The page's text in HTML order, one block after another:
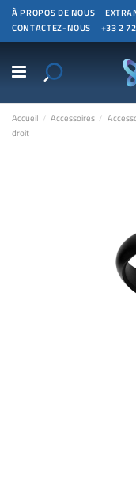
À PROPOS DE NOUS
CONTACTEZ-NOUS
+33 2
Accueil Accessoires
droit